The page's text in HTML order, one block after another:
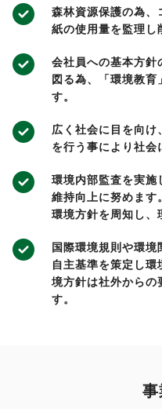
森林資源保護の為、
紙の使用量を監理し
会社員への基本方針
図る為、「環境教育
す。
広く社会に目を向け
を行う事により社会
環境内部監査を実施
維持向上に努めます
環境方針を周知し、
国際環境規則や環境
自主基準を策定し
境方針は社外からの
す。